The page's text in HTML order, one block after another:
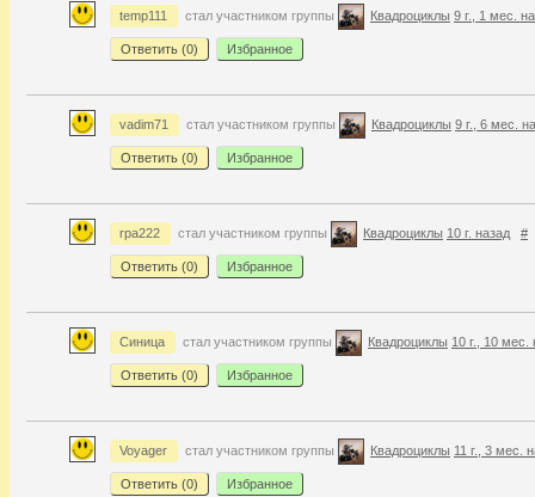
temp111 стал участником группы Квадроциклы 9 г., 1 мес.
Ответить (0) Избранное
vadim71 стал участником группы Квадроциклы 9 г., 6 мес.
Ответить (0) Избранное
rpa222 стал участником группы Квадроциклы 10 г. назад #
Ответить (0) Избранное
Синица стал участником группы Квадроциклы 10 г., 10 мес.
Ответить (0) Избранное
Voyager стал участником группы Квадроциклы 11 г., 3 мес.
Ответить (0) Избранное